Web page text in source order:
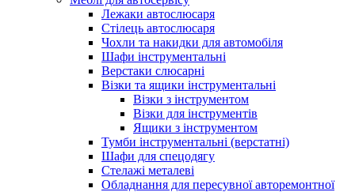
Лежаки автослюсаря
Стілець автослюсаря
Чохли та накидки для автомобіля
Шафи інструментальні
Верстаки слюсарні
Візки та ящики інструментальні
Візки з інструментом
Візки для інструментів
Ящики з інструментом
Тумби інструментальні (верстатні)
Шафи для спецодягу
Стелажі металеві
Обладнання для пересувної авторемонтної